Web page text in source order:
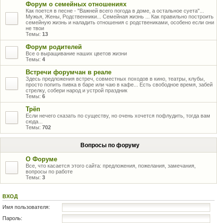
Форум о семейных отношениях
Как поется в песне - "Важней всего погода в доме, а остальное суета"...
Мужья, Жены, Родственники... Семейная жизнь ... Как правильно построить
семейную жизнь и наладить отношения с родствениками, особено если они
не твои
Темы: 13
Форум родителей
Все о выращивание наших цветов жизни
Темы: 4
Встречи форумчан в реале
Здесь предложения встреч, совместных походов в кино, театры, клубы,
просто попить пивка в баре или чаю в кафе... Есть свободное время, забей
стрелку, собери народ и устрой праздник
Темы: 6
Трёп
Если нечего сказать по существу, но очень хочется пофлудить, тогда вам
сюда...
Темы: 702
Вопросы по форуму
О Форуме
Все, что касается этого сайта: предложения, пожелания, замечания,
вопросы по работе
Темы: 3
ВХОД
Имя пользователя:
Пароль: